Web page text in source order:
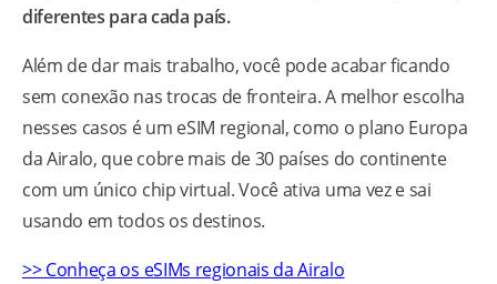
diferentes para cada país.
Além de dar mais trabalho, você pode acabar ficando
sem conexão nas trocas de fronteira. A melhor escolha
nesses casos é um eSIM regional, como o plano Europa
da Airalo, que cobre mais de 30 países do continente
com um único chip virtual. Você ativa uma vez e sai
usando em todos os destinos.
>> Conheça os eSIMs regionais da Airalo